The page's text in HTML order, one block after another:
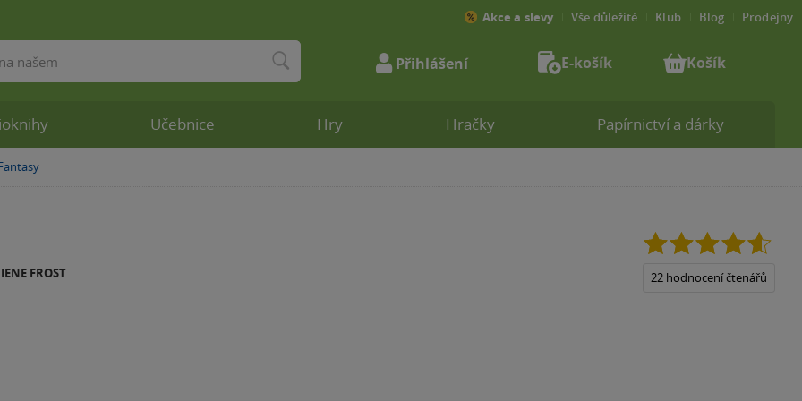
FROST
4.6
22 hodnocení čtenářů
Učebnice Hry Hračky Papírnictví a dárky
Akce a slevy Vše důležité Klub Blog Prodejny
Přihlášení E-košík Košík